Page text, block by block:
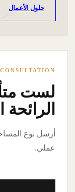
حلول الأعمال
CONSULTATION
لست
الرائحة
أرسل نوع
عملي.